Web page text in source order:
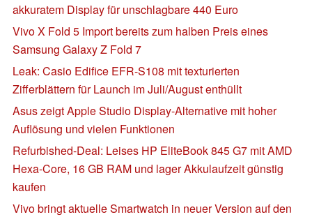
akkuratem Display für unschlagbare 440 Euro
Vivo X Fold 5 Import bereits zum halben Preis eines
Samsung Galaxy Z Fold 7
Leak: Casio Edifice EFR-S108 mit texturierten
Zifferblättern für Launch im Juli/August enthüllt
Asus zeigt Apple Studio Display-Alternative mit hoher
Auflösung und vielen Funktionen
Refurbished-Deal: Leises HP EliteBook 845 G7 mit AMD
Hexa-Core, 16 GB RAM und lager Akkulaufzeit günstig
kaufen
Vivo bringt aktuelle Smartwatch in neuer Version auf den